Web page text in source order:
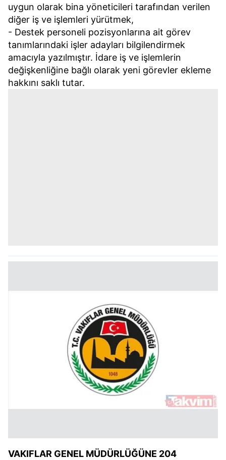
uygun olarak bina yöneticileri tarafından verilen
diğer iş ve işlemleri yürütmek,
- Destek personeli pozisyonlarına ait görev
tanımlarındaki işler adayları bilgilendirmek
amacıyla yazılmıştır. İdare iş ve işlemlerin
değişkenliğine bağlı olarak yeni görevler ekleme
hakkını saklı tutar.
VAKIFLAR GENEL MÜDÜRLÜĞÜNE 204